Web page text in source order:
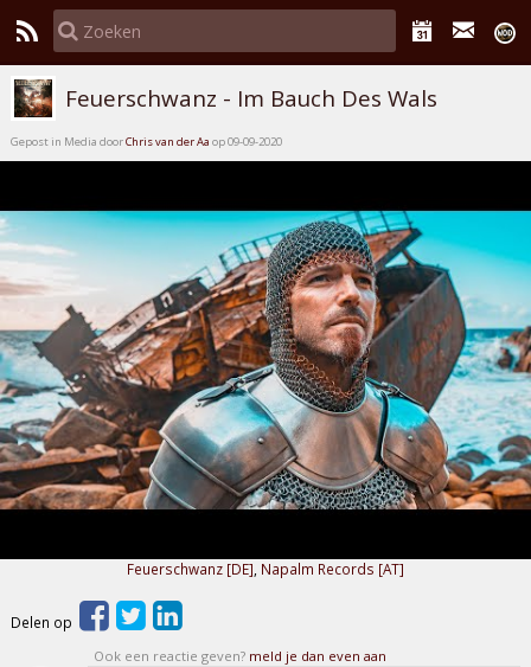
Feuerschwanz - Im Bauch Des Wals
Gepost in Media doorChris van der Aa op 09-09-2020
Feuerschwanz [DE] Napalm Records [AT]
Delen op
Ook een reactie geven? meld je dan even aan